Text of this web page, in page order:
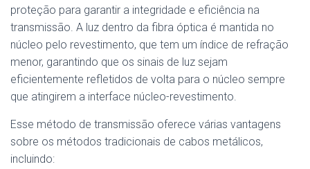
proteção para garantir a integridade e eficiência na
transmissão. A luz dentro da fibra óptica é mantida no
núcleo pelo revestimento, que tem um índice de refração
menor, garantindo que os sinais de luz sejam
eficientemente refletidos de volta para o núcleo sempre
que atingirem a interface núcleo-revestimento.
Esse método de transmissão oferece várias vantagens
sobre os métodos tradicionais de cabos metálicos,
incluindo: